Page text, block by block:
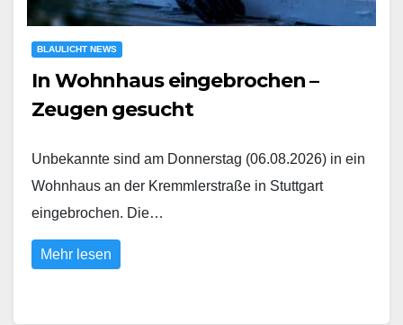
BLAULICHT NEWS
In Wohnhaus eingebrochen –
Zeugen gesucht
Unbekannte sind am Donnerstag (06.08.2026) in ein
Wohnhaus an der Kremmlerstraße in Stuttgart
eingebrochen. Die…
Mehr lesen